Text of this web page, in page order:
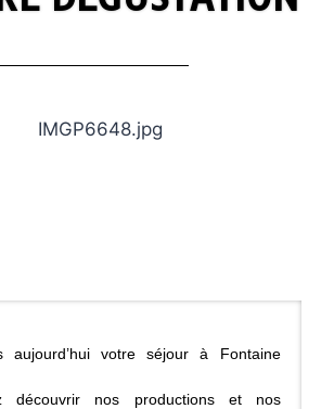
aujourd’hui votre séjour à Fontaine
découvrir nos productions et nos